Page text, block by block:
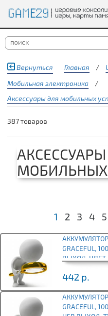
Вернуться Главная /
Мобильная электроника
/
Аксессуары для мобильных
387 товаров
МОБИЛЬНЫХ
1 2 3 4 5
АККУМУЛЯТОР
GRACEFUL,
ВЫХОД,
442 р.
АККУМУЛЯТОР
GRACEFUL,